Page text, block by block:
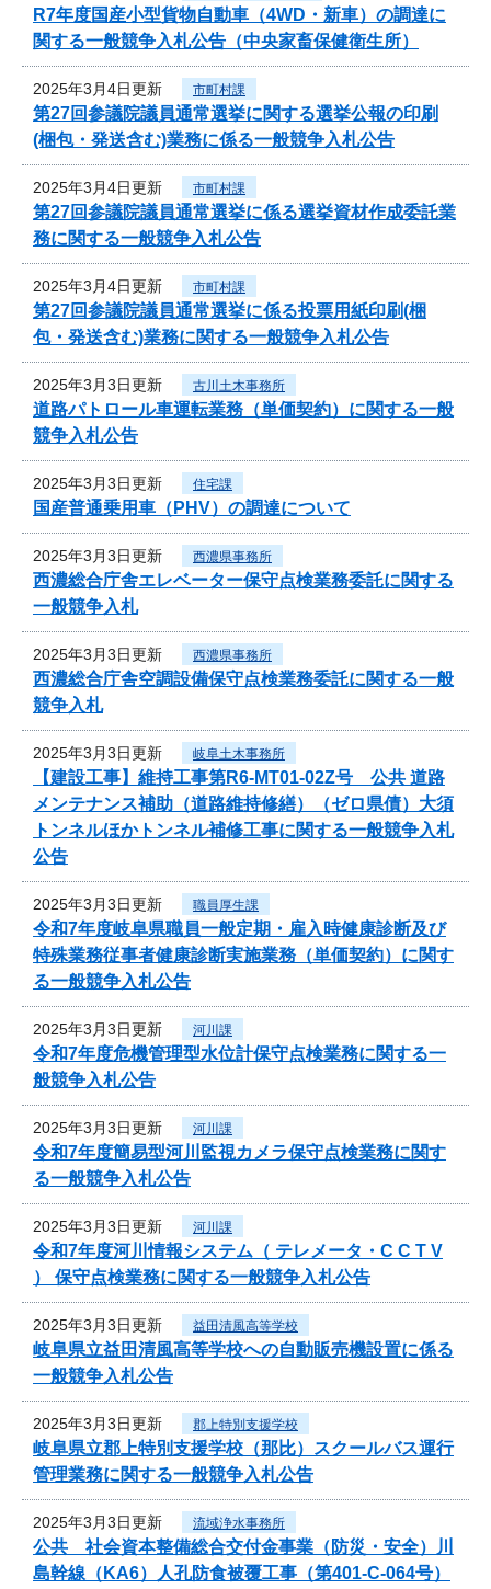
R7年度国産小型貨物自動車（4WD・新車）の調達に
関する一般競争入札公告（中央家畜保健衛生所）
2025年3月4日更新 市町村課
第27回参議院議員通常選挙に関する選挙公報の印刷
(梱包・発送含む)業務に係る一般競争入札公告
2025年3月4日更新 市町村課
第27回参議院議員通常選挙に係る選挙資材作成委託業
務に関する一般競争入札公告
2025年3月4日更新 市町村課
第27回参議院議員通常選挙に係る投票用紙印刷(梱
包・発送含む)業務に関する一般競争入札公告
2025年3月3日更新 古川土木事務所
道路パトロール車運転業務（単価契約）に関する一般
競争入札公告
2025年3月3日更新 住宅課
国産普通乗用車（PHV）の調達について
2025年3月3日更新 西濃県事務所
西濃総合庁舎エレベーター保守点検業務委託に関する
一般競争入札
2025年3月3日更新 西濃県事務所
西濃総合庁舎空調設備保守点検業務委託に関する一般
競争入札
2025年3月3日更新 岐阜土木事務所
【建設工事】維持工事第R6-MT01-02Z号 公共 道路
メンテナンス補助（道路維持修繕）（ゼロ県債）大須
トンネルほかトンネル補修工事に関する一般競争入札
公告
2025年3月3日更新 職員厚生課
令和7年度岐阜県職員一般定期・雇入時健康診断及び
特殊業務従事者健康診断実施業務（単価契約）に関す
る一般競争入札公告
2025年3月3日更新 河川課
令和7年度危機管理型水位計保守点検業務に関する一
般競争入札公告
2025年3月3日更新 河川課
令和7年度簡易型河川監視カメラ保守点検業務に関す
る一般競争入札公告
2025年3月3日更新 河川課
令和7年度河川情報システム（ テレメータ・C C T V
） 保守点検業務に関する一般競争入札公告
2025年3月3日更新 益田清風高等学校
岐阜県立益田清風高等学校への自動販売機設置に係る
一般競争入札公告
2025年3月3日更新 郡上特別支援学校
岐阜県立郡上特別支援学校（那比）スクールバス運行
管理業務に関する一般競争入札公告
2025年3月3日更新 流域浄水事務所
公共 社会資本整備総合交付金事業（防災・安全）川
島幹線（KA6）人孔防食被覆工事（第401-C-064号）